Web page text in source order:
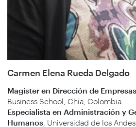
Carmen Elena Rueda Delgado
Magíster en Dirección de Empresas
Business School, Chía, Colombia.
Especialista en Administración y
Humanos , Universidad de los